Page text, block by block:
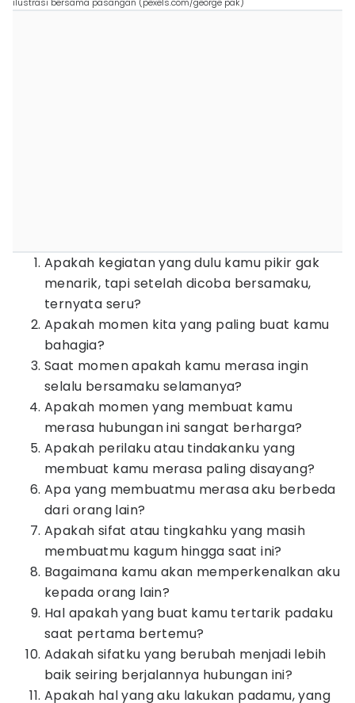
Apakah kegiatan yang dulu kamu pikir gak
menarik, tapi setelah dicoba bersamaku,
ternyata seru?
Apakah momen kita yang paling buat kamu
bahagia?
Saat momen apakah kamu merasa ingin
selalu bersamaku selamanya?
Apakah momen yang membuat kamu
merasa hubungan ini sangat berharga?
Apakah perilaku atau tindakanku yang
membuat kamu merasa paling disayang?
Apa yang membuatmu merasa aku berbeda
dari orang lain?
Apakah sifat atau tingkahku yang masih
membuatmu kagum hingga saat ini?
Bagaimana kamu akan memperkenalkan aku
kepada orang lain?
Hal apakah yang buat kamu tertarik padaku
saat pertama bertemu?
Adakah sifatku yang berubah menjadi lebih
baik seiring berjalannya hubungan ini?
Apakah hal yang aku lakukan padamu, yang